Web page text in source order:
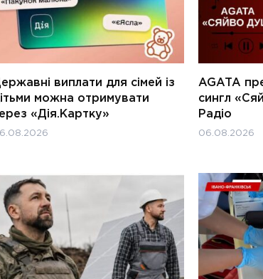
виплати для сімей із
можна отримувати
«Дія.Картку»
AGATA
сингл
Радіо
06.08.2026